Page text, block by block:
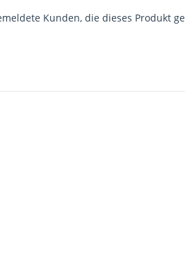
Kunden, die dieses Produkt